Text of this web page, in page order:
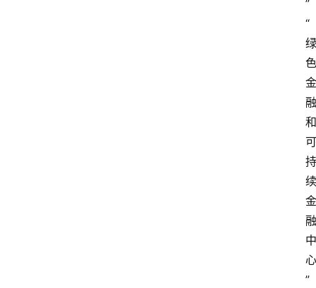
”
“
绿
色
金
融
和
可
持
续
金
融
中
心
”